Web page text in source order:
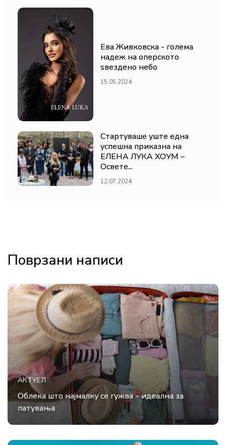
Ева Живковска - голема
надеж на оперското
ѕвездено небо
15.05.2024
Стартуваше уште една
успешна приказна на
ЕЛЕНА ЛУКА ХОУМ –
Освете...
12.07.2024
Поврзани написи
АКТУЕЛ
Облека што најмалку се гужва – идеална за
патувања